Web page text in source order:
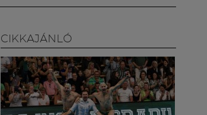
CIKKAJÁNLÓ